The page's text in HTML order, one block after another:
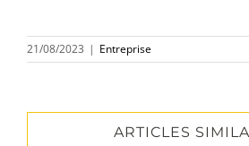
21/08/2023 | Entreprise
ARTICLES